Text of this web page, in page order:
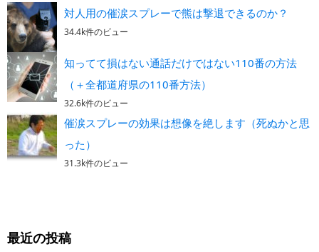
対人用の催涙スプレーで熊は撃退できるのか？
34.4k件のビュー
知ってて損はない通話だけではない110番の方法
（＋全都道府県の110番方法）
32.6k件のビュー
催涙スプレーの効果は想像を絶します（死ぬかと思
った）
31.3k件のビュー
最近の投稿